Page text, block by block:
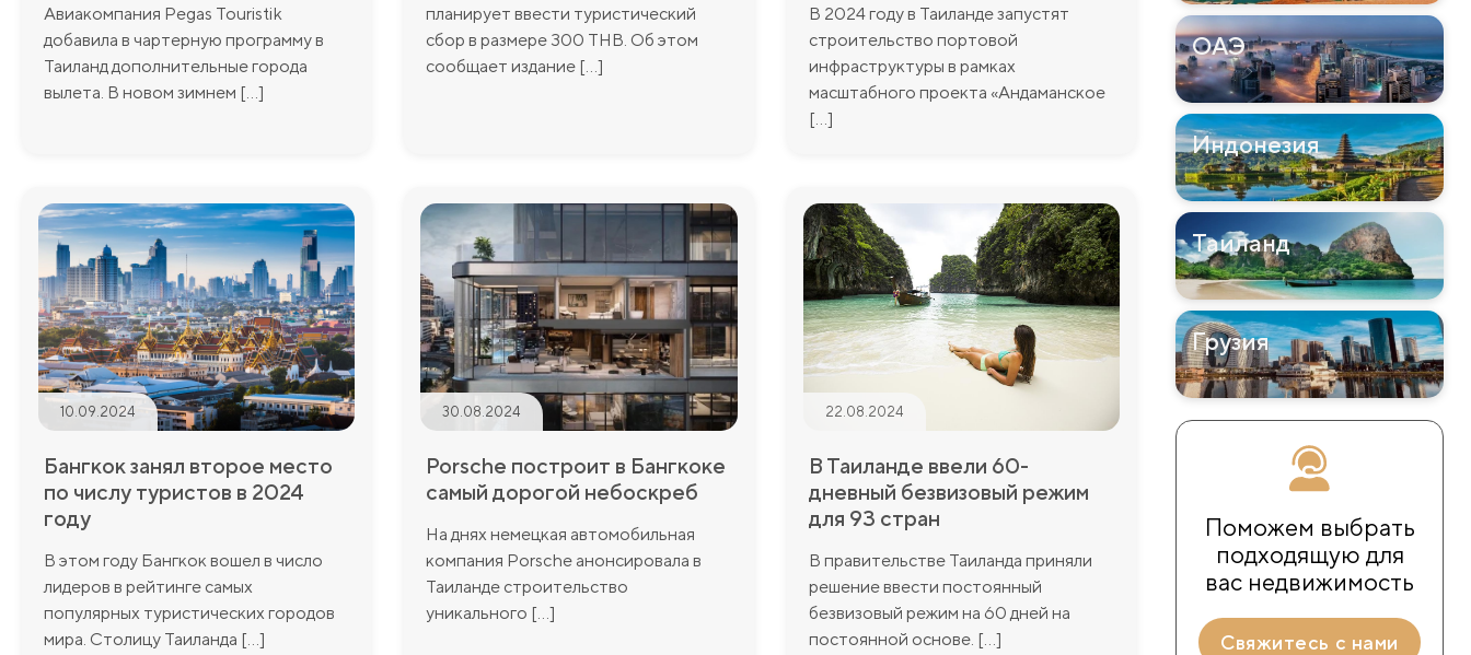
Авиакомпания Pegas Touristik
добавила в чартерную программу в
Таиланд дополнительные города
вылета. В новом зимнем [...]
планирует ввести туристический
сбор в размере 300 THB. Об этом
сообщает издание [...]
В 2024 году в Таиланде запустят
строительство портовой
инфраструктуры в рамках
масштабного проекта «Андаманское
[...]
10.09.2024
Бангкок занял второе место
по числу туристов в 2024
году
В этом году Бангкок вошел в число
лидеров в рейтинге самых
популярных туристических городов
мира. Столицу Таиланда [...]
30.08.2024
Porsche построит в Бангкоке
самый дорогой небоскреб
На днях немецкая автомобильная
компания Porsche анонсировала в
Таиланде строительство
уникального [...]
22.08.2024
В Таиланде ввели 60-
дневный безвизовый режим
для 93 стран
В правительстве Таиланда приняли
решение ввести постоянный
безвизовый режим на 60 дней на
постоянной основе. [...]
ОАЭ
Индонезия
Таиланд
Грузия
Поможем выбрать
подходящую для
вас недвижимость
Cвяжитесь с нами